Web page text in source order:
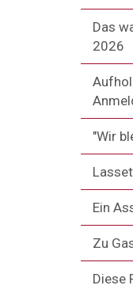
Das
2026
"Wir
Ein
Zu
Diese